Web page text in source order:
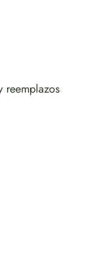
reemplazos